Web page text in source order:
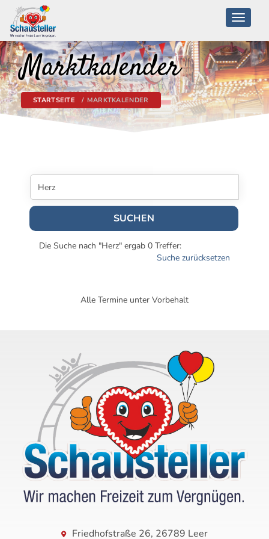
Toggle
Marktkalender
STARTSEITE MARKTKALENDER
SUCHEN
Die Suche nach "Herz" ergab 0 Treffer:
Suche zurücksetzen
Alle Termine unter Vorbehalt
Friedhofstraße 26, 26789 Leer